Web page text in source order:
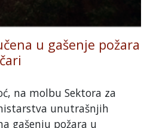
u gašenje požara
na molbu Sektora za
unutrašnjih
gašenju požara u